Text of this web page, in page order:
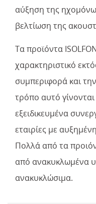
αύξηση της
βελτίωση της
Τα προϊόντα
χαρακτηριστικό
συμπεριφορά και
τρόπο αυτό γίνονται
εξειδικευμένα
εταιρίες με
Πολλά από τα
από ανακυκλωμένα
ανακυκλώσιμα.